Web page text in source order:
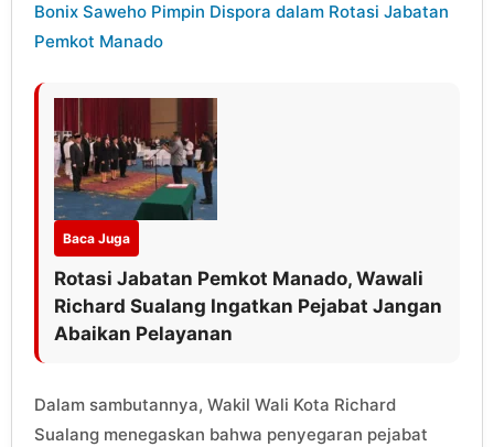
Bonix Saweho Pimpin Dispora dalam Rotasi Jabatan
Pemkot Manado
Baca Juga
Rotasi Jabatan Pemkot Manado, Wawali
Richard Sualang Ingatkan Pejabat Jangan
Abaikan Pelayanan
Dalam sambutannya, Wakil Wali Kota Richard
Sualang menegaskan bahwa penyegaran pejabat